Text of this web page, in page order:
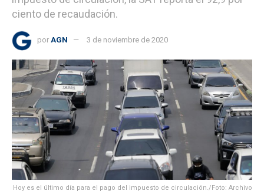
ciento de recaudación.
por AGN 3 de noviembre de 2020
Hoy es el último día para el pago del impuesto de circulación./Foto: Archivo